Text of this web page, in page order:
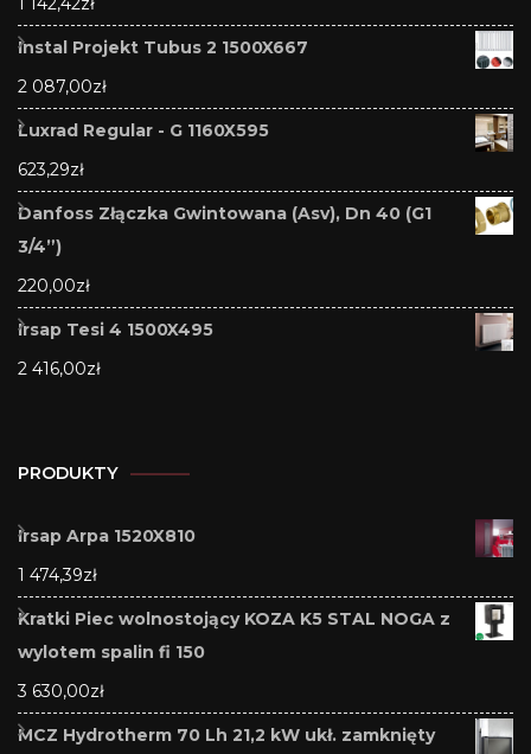
Instal Projekt Tubus 2 1500X667
2 087,00zł
Luxrad Regular - G 1160X595
623,29zł
Danfoss Złączka Gwintowana (Asv), Dn 40 (G1
3/4”)
220,00zł
Irsap Tesi 4 1500X495
2 416,00zł
PRODUKTY
Irsap Arpa 1520X810
1 474,39zł
Kratki Piec wolnostojący KOZA K5 STAL NOGA z
wylotem spalin fi 150
3 630,00zł
MCZ Hydrotherm 70 Lh 21,2 kW ukł. zamknięty